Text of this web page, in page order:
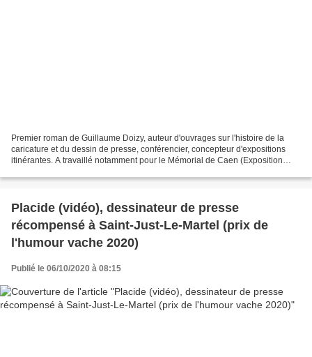
Premier roman de Guillaume Doizy, auteur d'ouvrages sur l'histoire de la
caricature et du dessin de presse, conférencier, concepteur d'expositions
itinérantes. A travaillé notamment pour le Mémorial de Caen (Exposition
Placide (vidéo), dessinateur de presse
récompensé à Saint-Just-Le-Martel (prix de
l'humour vache 2020)
Publié le 06/10/2020 à 08:15